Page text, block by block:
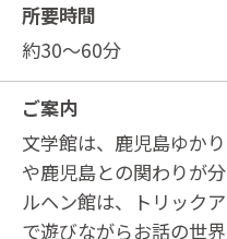
所要時間
約30～60分
ご案内
文学館は、鹿児島ゆか
や鹿児島との関わりが
ルヘン館は、トリック
で遊びながらお話の世界